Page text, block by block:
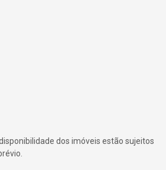
dos imóveis estão sujeitos